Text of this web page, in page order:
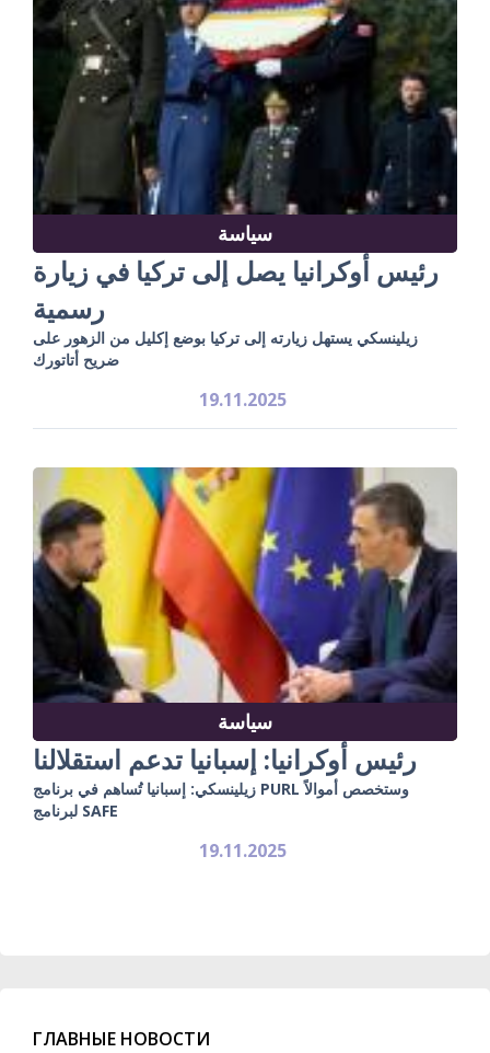
سياسة
رئيس أوكرانيا يصل إلى تركيا في زيارة
رسمية
زيلينسكي يستهل زيارته إلى تركيا بوضع إكليل من الزهور على
ضريح أتاتورك
19.11.2025
سياسة
رئيس أوكرانيا: إسبانيا تدعم استقلالنا
زيلينسكي: إسبانيا تُساهم في برنامج PURL وستخصص أموالاً
لبرنامج SAFE
19.11.2025
ГЛАВНЫЕ НОВОСТИ